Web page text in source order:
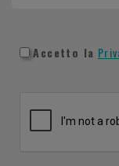
Accetto la